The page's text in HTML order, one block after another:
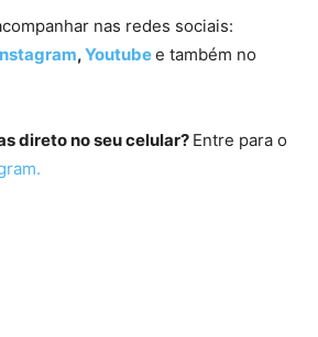
nas redes sociais:
,Youtubee também no
direto no seu celular? Entre para o